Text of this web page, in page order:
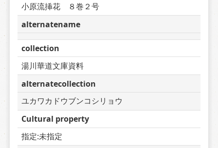
小原流挿花　８巻２号
alternatename
collection
湯川華道文庫資料
alternatecollection
ユカワカドウブンコシリョウ
Cultural property
指定:未指定